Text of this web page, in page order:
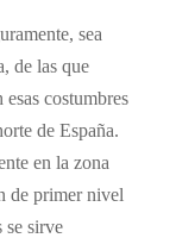
sea
de las que
costumbres
de España.
en la zona
de primer nivel
se sirve